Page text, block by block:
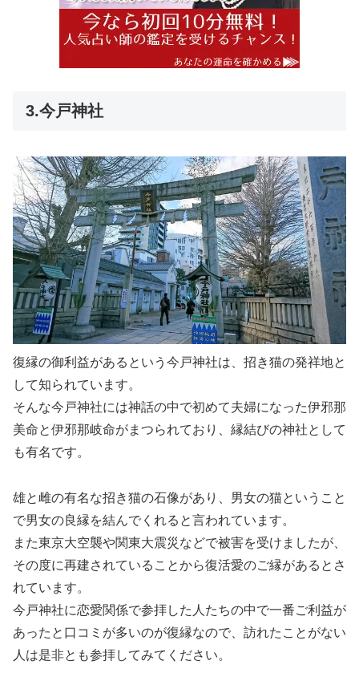
3.今戸神社
復縁の御利益があるという今戸神社は、招き猫の発祥地と
して知られています。
そんな今戸神社には神話の中で初めて夫婦になった伊邪那
美命と伊邪那岐命がまつられており、縁結びの神社として
も有名です。
雄と雌の有名な招き猫の石像があり、男女の猫ということ
で男女の良縁を結んでくれると言われています。
また東京大空襲や関東大震災などで被害を受けましたが、
その度に再建されていることから復活愛のご縁があるとさ
れています。
今戸神社に恋愛関係で参拝した人たちの中で一番ご利益が
あったと口コミが多いのが復縁なので、訪れたことがない
人は是非とも参拝してみてください。